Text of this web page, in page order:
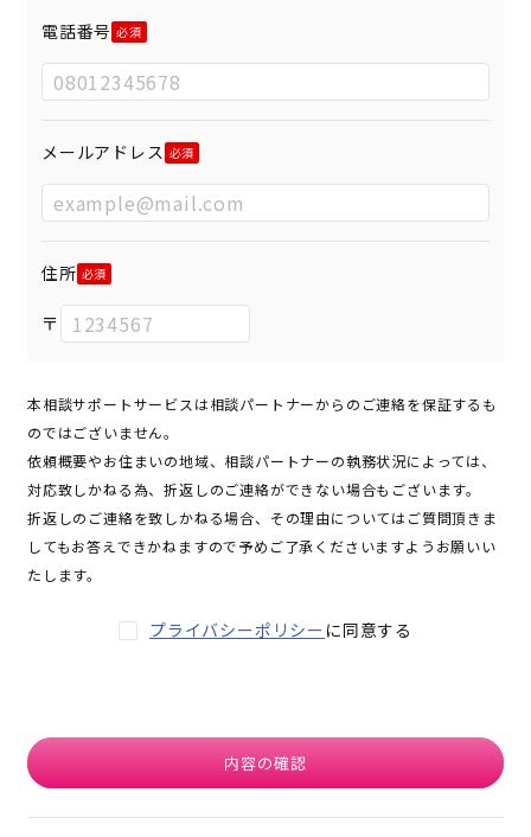
電話番号
メールアドレス
住所
〒
本相談サポートサービスは相談パートナーからのご連絡を保証するも
のではございません。
依頼概要やお住まいの地域、相談パートナーの執務状況によっては、
対応致しかねる為、折返しのご連絡ができない場合もございます。
折返しのご連絡を致しかねる場合、その理由についてはご質問頂きま
してもお答えできかねますので予めご了承くださいますようお願いい
たします。
プライバシーポリシー に同意する
内容の確認